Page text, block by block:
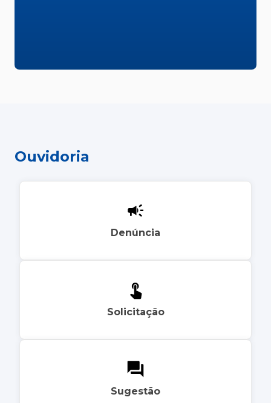
Ouvidoria
Denúncia
Solicitação
Sugestão